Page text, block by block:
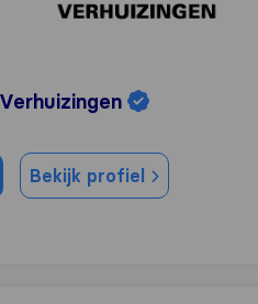
Bekijk profiel